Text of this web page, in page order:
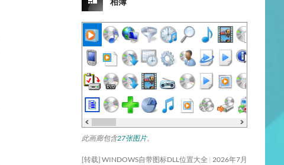
此画廊包含27张图片。
[转载] WINDOWS自带图标DLL位置大全 2026年7月